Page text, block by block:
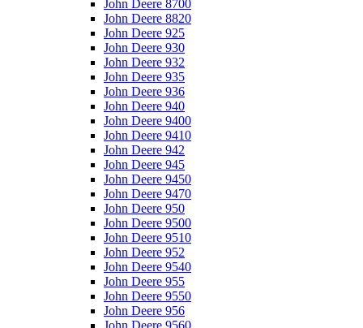
John Deere 8700
John Deere 8820
John Deere 925
John Deere 930
John Deere 932
John Deere 935
John Deere 936
John Deere 940
John Deere 9400
John Deere 9410
John Deere 942
John Deere 945
John Deere 9450
John Deere 9470
John Deere 950
John Deere 9500
John Deere 9510
John Deere 952
John Deere 9540
John Deere 955
John Deere 9550
John Deere 956
John Deere 9560